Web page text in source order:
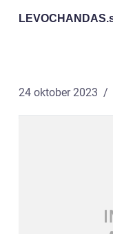
LEVOCHANDAS.
24 oktober 2023